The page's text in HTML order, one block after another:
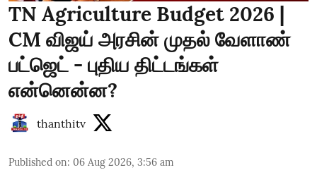
TN Agriculture Budget 2026 |
CM விஜய் அரசின் முதல் வேளாண்
பட்ஜெட் - புதிய திட்டங்கள்
என்னென்ன?
thanthitv
Published on: 06 Aug 2026, 3:56 am